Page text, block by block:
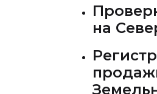
на